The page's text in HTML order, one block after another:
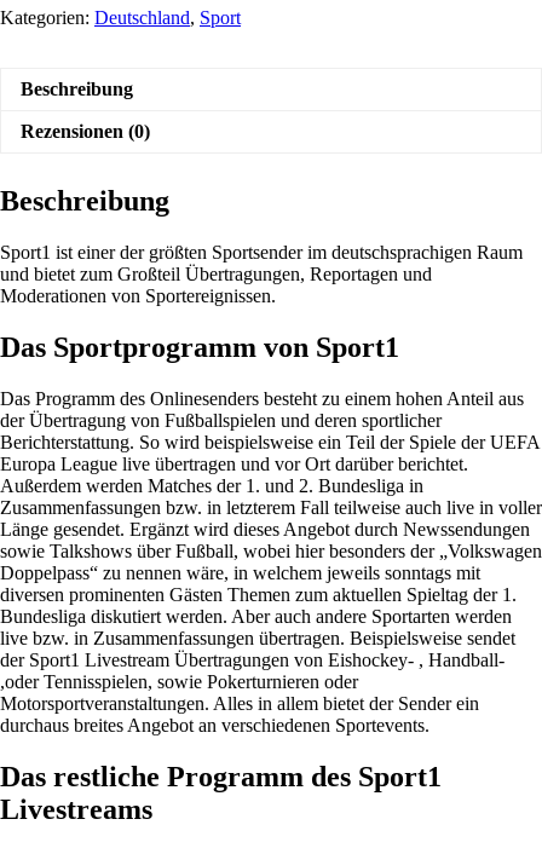
Kategorien: Deutschland, Sport
Beschreibung
Rezensionen (0)
Beschreibung
Sport1 ist einer der größten Sportsender im deutschsprachigen Raum
und bietet zum Großteil Übertragungen, Reportagen und
Moderationen von Sportereignissen.
Das Sportprogramm von Sport1
Das Programm des Onlinesenders besteht zu einem hohen Anteil aus
der Übertragung von Fußballspielen und deren sportlicher
Berichterstattung. So wird beispielsweise ein Teil der Spiele der UEFA
Europa League live übertragen und vor Ort darüber berichtet.
Außerdem werden Matches der 1. und 2. Bundesliga in
Zusammenfassungen bzw. in letzterem Fall teilweise auch live in voller
Länge gesendet. Ergänzt wird dieses Angebot durch Newssendungen
sowie Talkshows über Fußball, wobei hier besonders der „Volkswagen
Doppelpass“ zu nennen wäre, in welchem jeweils sonntags mit
diversen prominenten Gästen Themen zum aktuellen Spieltag der 1.
Bundesliga diskutiert werden. Aber auch andere Sportarten werden
live bzw. in Zusammenfassungen übertragen. Beispielsweise sendet
der Sport1 Livestream Übertragungen von Eishockey- , Handball-
,oder Tennisspielen, sowie Pokerturnieren oder
Motorsportveranstaltungen. Alles in allem bietet der Sender ein
durchaus breites Angebot an verschiedenen Sportevents.
Das restliche Programm des Sport1
Livestreams